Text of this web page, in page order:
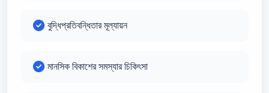
বুদ্ধিপ্রতিবন্ধিতার মূল্যায়ন
মানসিক বিকাশের সমস্যার চিকিৎসা